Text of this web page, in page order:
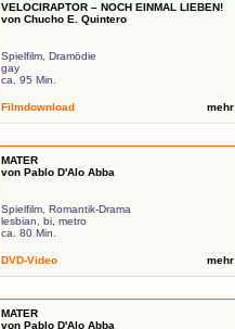
VELOCIRAPTOR – NOCH EINMAL LIEBEN!
von Chucho E. Quintero
Spielfilm, Dramödie
gay
ca. 95 Min.
Filmdownload mehr
MATER
von Pablo D'Alo Abba
Spielfilm, Romantik-Drama
lesbian, bi, metro
ca. 80 Min.
DVD-Video mehr
MATER
von Pablo D'Alo Abba